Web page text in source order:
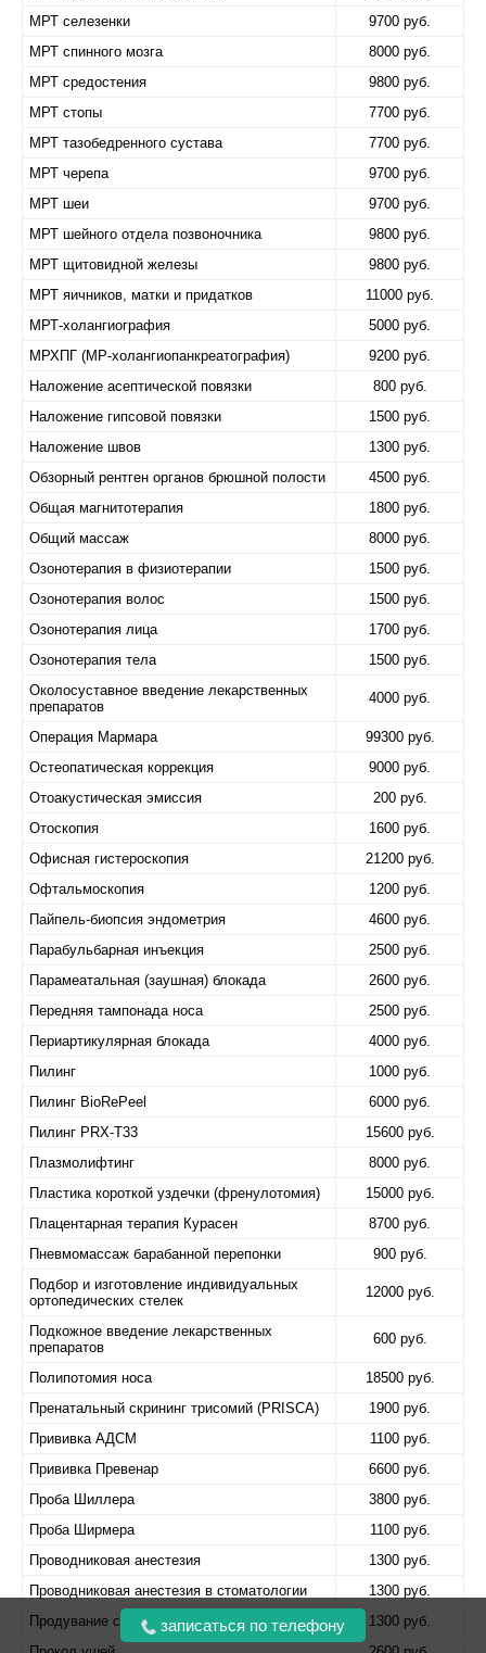
МРТ селезенки
9700 руб.
МРТ спинного мозга
8000 руб.
МРТ средостения
9800 руб.
МРТ стопы
7700 руб.
МРТ тазобедренного сустава
7700 руб.
МРТ черепа
9700 руб.
МРТ шеи
9700 руб.
МРТ шейного отдела позвоночника
9800 руб.
МРТ щитовидной железы
9800 руб.
МРТ яичников, матки и придатков
11000 руб.
МРТ-холангиография
5000 руб.
МРХПГ (МР-холангиопанкреатография)
9200 руб.
Наложение асептической повязки
800 руб.
Наложение гипсовой повязки
1500 руб.
Наложение швов
1300 руб.
Обзорный рентген органов брюшной полости
4500 руб.
Общая магнитотерапия
1800 руб.
Общий массаж
8000 руб.
Озонотерапия в физиотерапии
1500 руб.
Озонотерапия волос
1500 руб.
Озонотерапия лица
1700 руб.
Озонотерапия тела
1500 руб.
Околосуставное введение лекарственных
препаратов
4000 руб.
Операция Мармара
99300 руб.
Остеопатическая коррекция
9000 руб.
Отоакустическая эмиссия
200 руб.
Отоскопия
1600 руб.
Офисная гистероскопия
21200 руб.
Офтальмоскопия
1200 руб.
Пайпель-биопсия эндометрия
4600 руб.
Парабульбарная инъекция
2500 руб.
Парамеатальная (заушная) блокада
2600 руб.
Передняя тампонада носа
2500 руб.
Периартикулярная блокада
4000 руб.
Пилинг
1000 руб.
Пилинг BioRePeel
6000 руб.
Пилинг PRX-T33
15600 руб.
Плазмолифтинг
8000 руб.
Пластика короткой уздечки (френулотомия)
15000 руб.
Плацентарная терапия Курасен
8700 руб.
Пневмомассаж барабанной перепонки
900 руб.
Подбор и изготовление индивидуальных
ортопедических стелек
12000 руб.
Подкожное введение лекарственных
препаратов
600 руб.
Полипотомия носа
18500 руб.
Пренатальный скрининг трисомий (PRISCA)
1900 руб.
Прививка АДСМ
1100 руб.
Прививка Превенар
6600 руб.
Проба Шиллера
3800 руб.
Проба Ширмера
1100 руб.
Проводниковая анестезия
1300 руб.
Проводниковая анестезия в стоматологии
1300 руб.
Продувание слуховых труб по Политцеру
1300 руб.
записаться по телефону